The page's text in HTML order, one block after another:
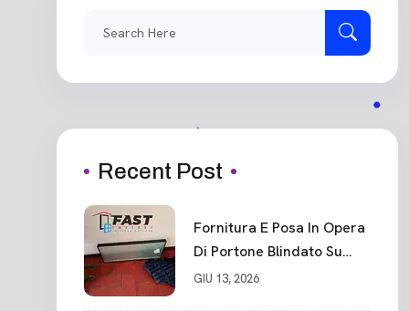
Recent Post
Fornitura E Posa In Opera
Di Portone Blindato Su
Misura In PVC, Panello
GIU 13, 2026